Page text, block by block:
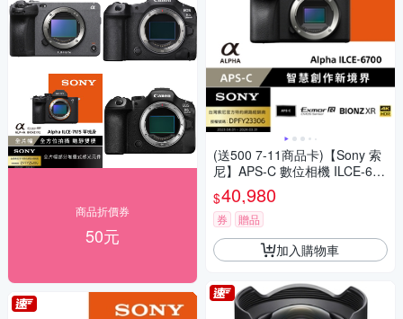
商品折價券
50元
(送500 7-11商品卡)【Sony 索
尼】APS-C 數位相機 ILCE-670
0 單機身 (公司貨 保固18+6個
月)
$40,980
券 贈品
加入購物車